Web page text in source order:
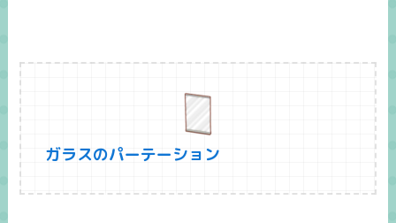
ガラスのパーテーション